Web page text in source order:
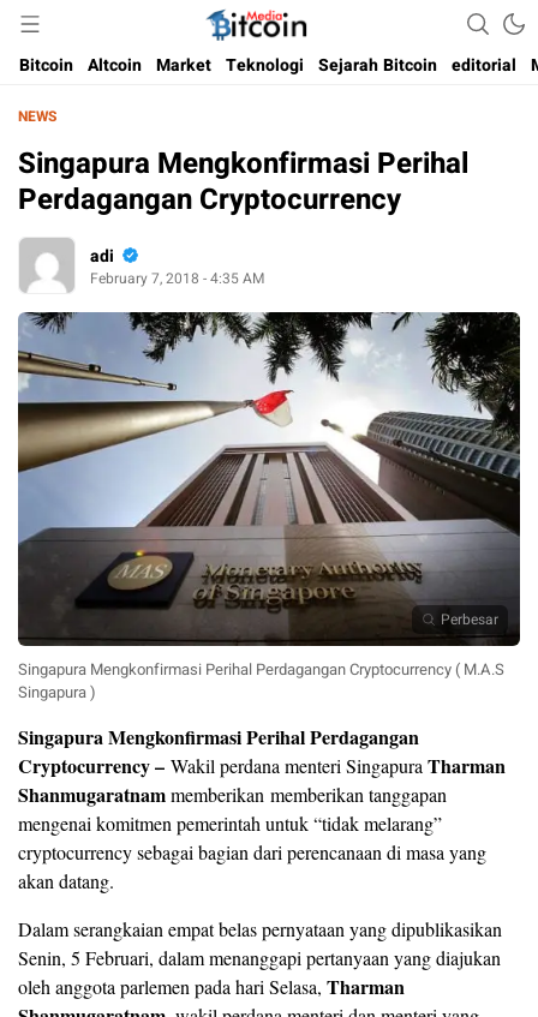
Bitcoin Media Indonesia
Media Bitcoin dan Cryptocurrency, dan Blockchain di Indonesia
Bitcoin Altcoin Market Teknologi Sejarah Bitcoin editorial
NEWS
Singapura Mengkonfirmasi Perihal
Perdagangan Cryptocurrency
adi
February 7, 2018 - 4:35 AM
Perbesar
Singapura Mengkonfirmasi Perihal Perdagangan Cryptocurrency ( M.A.S
Singapura )
Singapura Mengkonfirmasi Perihal Perdagangan
Cryptocurrency – Wakil perdana menteri Singapura Tharman
Shanmugaratnammemberikan memberikan tanggapan
mengenai komitmen pemerintah untuk “tidak melarang”
cryptocurrency sebagai bagian dari perencanaan di masa yang
akan datang.
Dalam serangkaian empat belas pernyataan yang dipublikasikan
Senin, 5 Februari, dalam menanggapi pertanyaan yang diajukan
oleh anggota parlemen pada hari Selasa, Tharman